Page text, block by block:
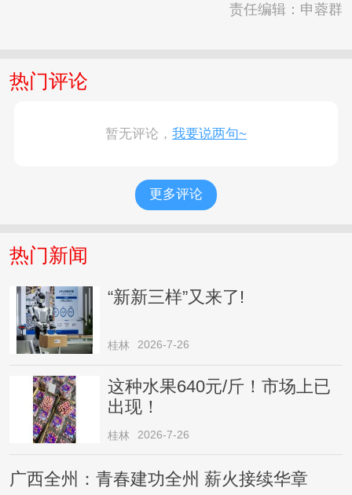
责任编辑：申蓉群
热门评论
暂无评论， 我要说两句~
更多评论
热门新闻
“新新三样”又来了!
桂林 2026-7-26
这种水果640元/斤！市场上已
出现！
桂林 2026-7-26
广西全州：青春建功全州 薪火接续华章